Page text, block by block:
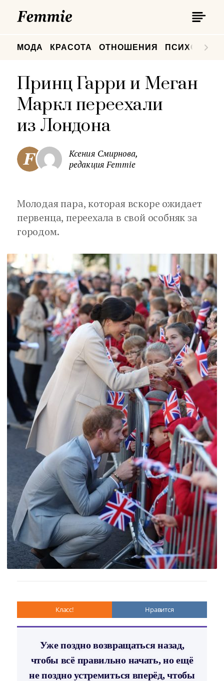
МОДА КРАСОТА ОТНОШЕНИЯ
Принц Гарри и Меган
Маркл переехали
из Лондона
Ксения Смирнова,
редакция Femmie
Молодая пара, которая вскоре ожидает
первенца, переехала в свой особняк за
городом.
Класс! Нравится
Уже поздно возвращаться назад,
чтобы всё правильно начать, но ещё
не поздно устремиться вперёд, чтобы